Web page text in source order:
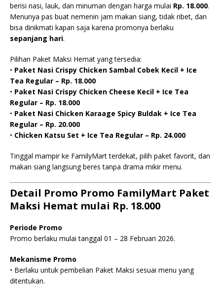
berisi nasi, lauk, dan minuman dengan harga mulai Rp. 18.000.
Menunya pas buat nemenin jam makan siang, tidak ribet, dan
bisa dinikmati kapan saja karena promonya berlaku
sepanjang hari.
Pilihan Paket Maksi Hemat yang tersedia:
• Paket Nasi Crispy Chicken Sambal Cobek Kecil + Ice
Tea Regular – Rp. 18.000
• Paket Nasi Crispy Chicken Cheese Kecil + Ice Tea
Regular – Rp. 18.000
• Paket Nasi Chicken Karaage Spicy Buldak + Ice Tea
Regular – Rp. 20.000
• Chicken Katsu Set + Ice Tea Regular – Rp. 24.000
Tinggal mampir ke FamilyMart terdekat, pilih paket favorit, dan
makan siang langsung beres tanpa drama mikir menu.
Detail Promo Promo FamilyMart Paket
Maksi Hemat mulai Rp. 18.000
Periode Promo
Promo berlaku mulai tanggal 01 – 28 Februari 2026.
Mekanisme Promo
• Berlaku untuk pembelian Paket Maksi sesuai menu yang
ditentukan.